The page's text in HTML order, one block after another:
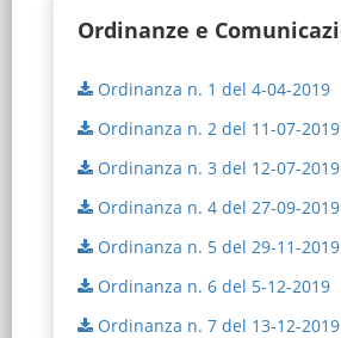
Ordinanze e
Ordinanza n. 1 del 4-04-2019
Ordinanza n. 2 del 11-07-2019
Ordinanza n. 3 del 12-07-2019
Ordinanza n. 4 del 27-09-2019
Ordinanza n. 5 del 29-11-2019
Ordinanza n. 6 del 5-12-2019
Ordinanza n. 7 del 13-12-2019